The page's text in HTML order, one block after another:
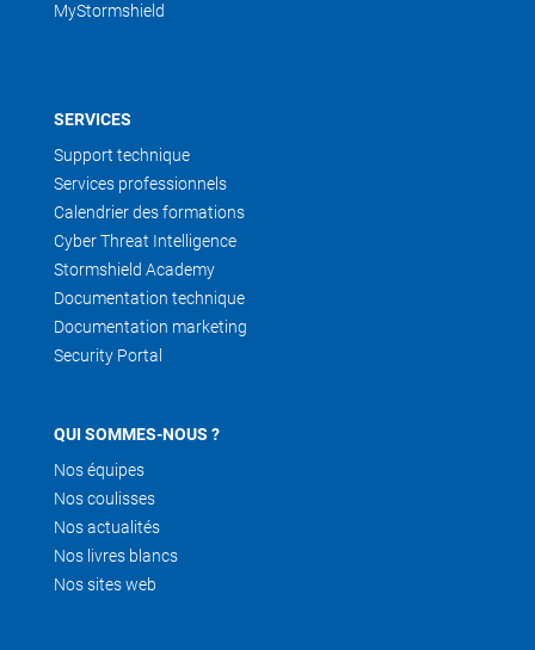
MyStormshield
SERVICES
Support technique
Services professionnels
Calendrier des formations
Cyber Threat Intelligence
Stormshield Academy
Documentation technique
Documentation marketing
Security Portal
QUI SOMMES-NOUS ?
Nos équipes
Nos coulisses
Nos actualités
Nos livres blancs
Nos sites web